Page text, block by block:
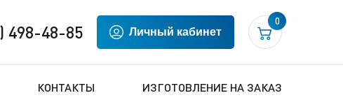
498-48-85 Личный кабинет
0
КОНТАКТЫ ИЗГОТОВЛЕНИЕ НА ЗАКАЗ